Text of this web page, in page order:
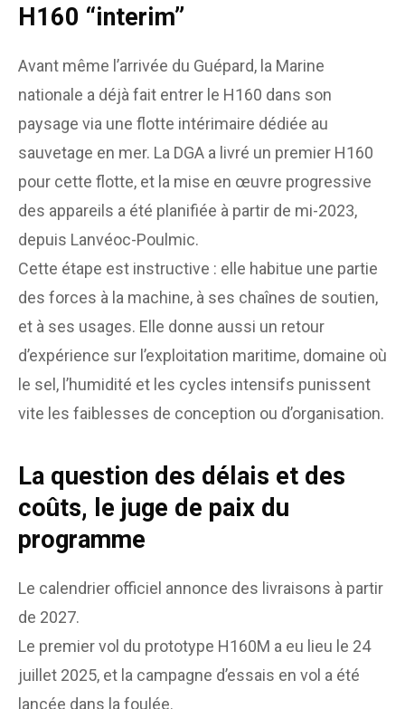
H160 “interim”
Avant même l’arrivée du Guépard, la Marine
nationale a déjà fait entrer le H160 dans son
paysage via une flotte intérimaire dédiée au
sauvetage en mer. La DGA a livré un premier H160
pour cette flotte, et la mise en œuvre progressive
des appareils a été planifiée à partir de mi-2023,
depuis Lanvéoc-Poulmic.
Cette étape est instructive : elle habitue une partie
des forces à la machine, à ses chaînes de soutien,
et à ses usages. Elle donne aussi un retour
d’expérience sur l’exploitation maritime, domaine où
le sel, l’humidité et les cycles intensifs punissent
vite les faiblesses de conception ou d’organisation.
La question des délais et des
coûts, le juge de paix du
programme
Le calendrier officiel annonce des livraisons à partir
de 2027.
Le premier vol du prototype H160M a eu lieu le 24
juillet 2025, et la campagne d’essais en vol a été
lancée dans la foulée.